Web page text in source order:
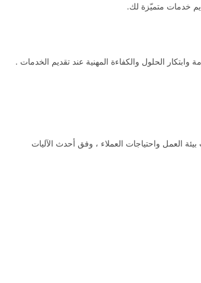
خدمات متميّزة لك.
الحلول والكفاءة المهنية عند تقديم الخدمات .
العمل واحتياجات العملاء ، وفق أحدث الآليات